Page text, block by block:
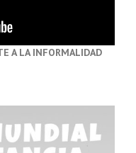
A LA INFORMALIDAD